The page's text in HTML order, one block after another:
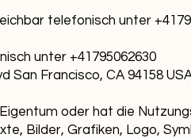
telefonisch unter
unter +41795062630
San Francisco, CA 94158
oder hat die
Bilder, Grafiken, Logo,